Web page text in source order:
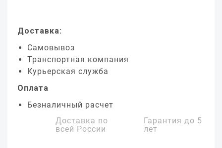
Доставка:
Самовывоз
Транспортная компания
Курьерская служба
Оплата
Безналичный расчет
Доставка по
всей России
Гарантия до 5
лет